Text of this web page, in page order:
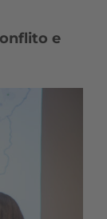
e